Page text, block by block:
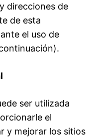
direcciones de
de esta
el uso de
ser utilizada
el
y mejorar los sitios